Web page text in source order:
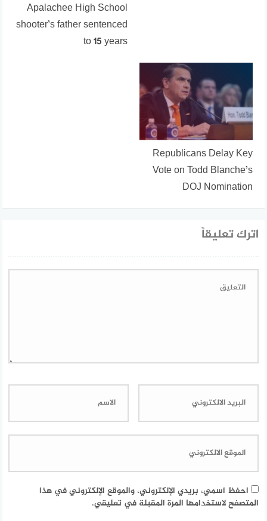
Apalachee High School
shooter’s father sentenced
to 15 years
Republicans Delay Key
Vote on Todd Blanche’s
DOJ Nomination
اترك تعليقاً
احفظ اسمي، بريدي الإلكتروني، والموقع الإلكتروني في هذا
المتصفح لاستخدامها المرة المقبلة في تعليقي.